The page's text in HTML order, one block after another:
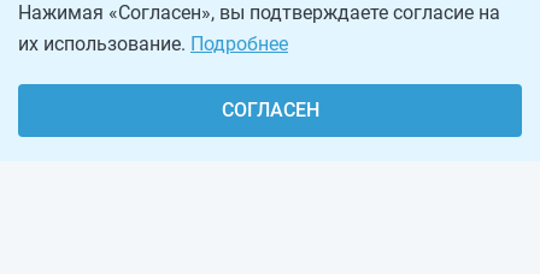
Нажимая «Согласен», вы подтверждаете согласие на
их использование. Подробнее
СОГЛАСЕН